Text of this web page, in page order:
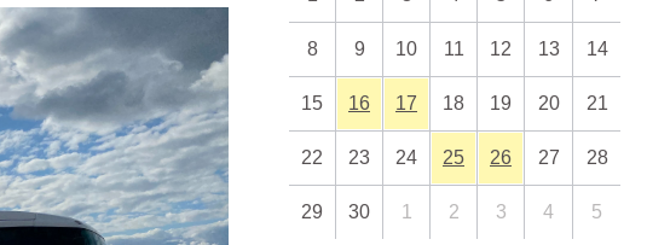
8 9 10 11 12 13 14
15 16 17 18 19 20 21
22 23 24 25 26 27 28
29 30 1 2 3 4 5